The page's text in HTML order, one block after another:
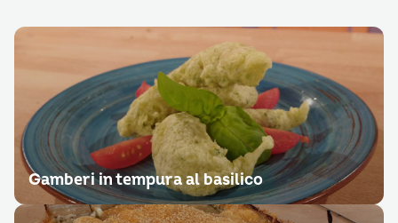
Gamberi in tempura al basilico